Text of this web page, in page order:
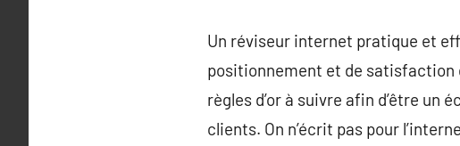
Un réviseur internet pratique et
positionnement et de satisfaction
règles d’or à suivre afin d’être
clients. On n’écrit pas pour